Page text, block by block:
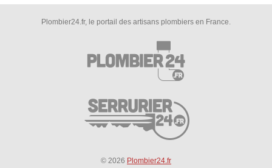
Plombier24.fr, le portail des artisans plombiers en France.
© 2026 Plombier24.fr